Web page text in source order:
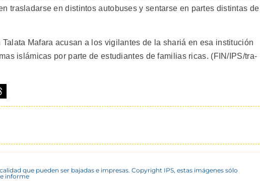
trasladarse en distintos autobuses y sentarse en partes distintas de
Mafara acusan a los vigilantes de la shariá en esa institución
islámicas por parte de estudiantes de familias ricas. (FIN/IPS/tra-
que pueden ser bajadas e impresas. Copyright IPS, estas imágenes sólo
informe